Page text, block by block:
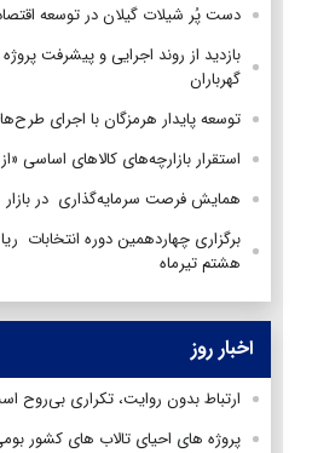
دست پُر شیلات گیلان در توسعه
بازدید از روند اجرایی و پیشرفت
گهرباران
توسعه پایدار هرمزگان با اجرای
استقرار بازارچه‌های کالاهای اساسی
همایش فرصت سرمایه‌گذاری در بازار
برگزاری چهاردهمین دوره انتخابات
هشتم تیرماه
اخبار روز
ارتباط بدون روایت، تکراری بی‌روح
پروژه های احیای تالاب های کشور